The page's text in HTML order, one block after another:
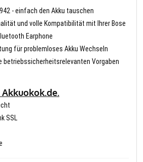
- einfach den Akku tauschen
und volle Kompatibilität mit Ihrer Bose
Earphone
für problemloses Akku Wechseln
betriebssicherheitsrelevanten Vorgaben
SSL